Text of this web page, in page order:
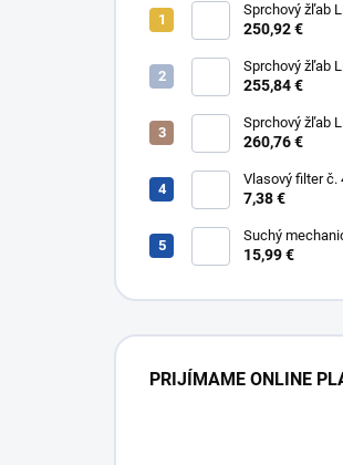
Sprchový žľab
Compact č.
304
250,92 €
Sprchový žľab
Compact č.
304
255,84 €
Sprchový žľab
Compact č.
304
260,76 €
Vlasový filter č.
7,38 €
Suchý
Multistop č.
15,99 €
PRIJÍMAME ONLINE